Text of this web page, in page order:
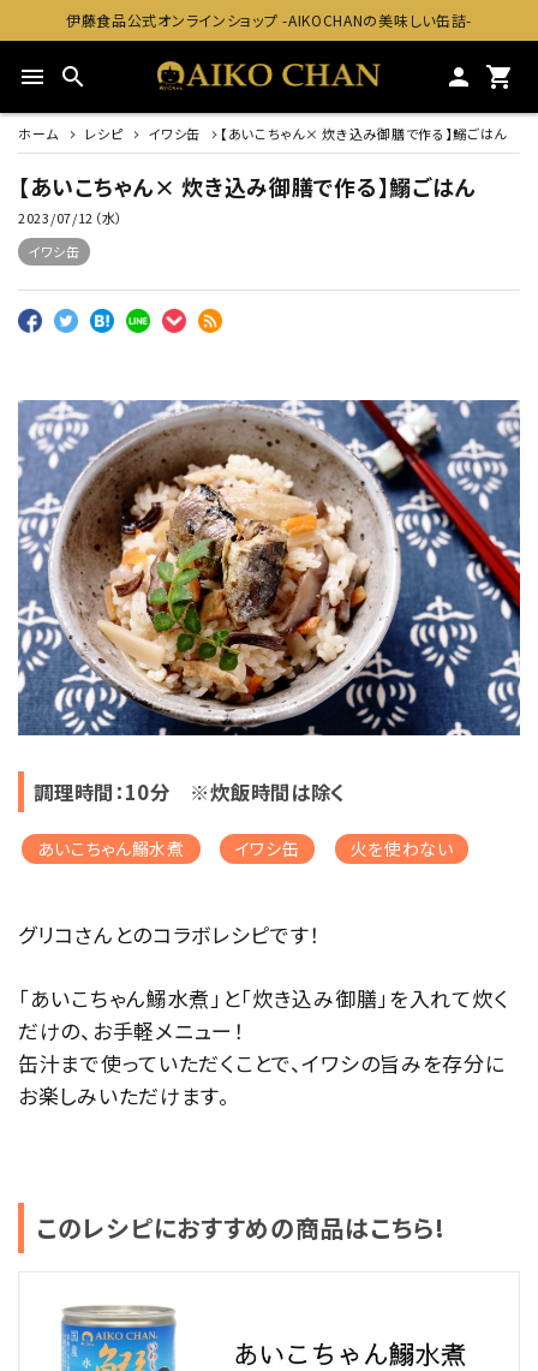
伊藤食品公式オンラインショップ -AIKOCHANの美味しい缶詰-
menu search person shopping_cart
ホーム レシピ イワシ缶 【あいこちゃん× 炊き込み御膳で作る】鰯ごはん
【あいこちゃん× 炊き込み御膳で作る】鰯ごはん
2023/07/12（水）
イワシ缶
調理時間：10分 ※炊飯時間は除く
あいこちゃん鰯水煮 イワシ缶 火を使わない
グリコさんとのコラボレシピです！
「あいこちゃん鰯水煮」と「炊き込み御膳」を入れて炊く
だけの、お手軽メニュー！
缶汁まで使っていただくことで、イワシの旨みを存分に
お楽しみいただけます。
このレシピにおすすめの商品はこちら!